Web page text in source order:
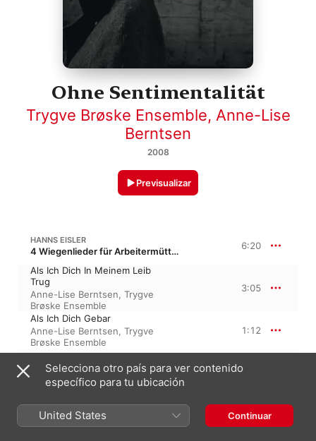
Ohne Sentimentalität
Trygve Brøske Ensemble, Anne-Lise
Berntsen
2008
Previsualizar
HANNS EISLER
4 Wiegenlieder für Arbeitermütter, Op. 33 6:20
Als Ich Dich In Meinem Leib
Trug
Anne-Lise Berntsen, Trygve
Brøske Ensemble
3:05
Als Ich Dich Gebar
Anne-Lise Berntsen, Trygve
Brøske Ensemble
1:12
Ich Hab Dich Ausgetragen
Trygve Brøske Ensemble,Anne-
Lise Berntsen
2:03
H. EISLER 8:06
Selecciona otro país para ver contenido
específico para tu ubicación
United States Continuar